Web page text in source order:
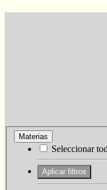
Materias
Seleccionar